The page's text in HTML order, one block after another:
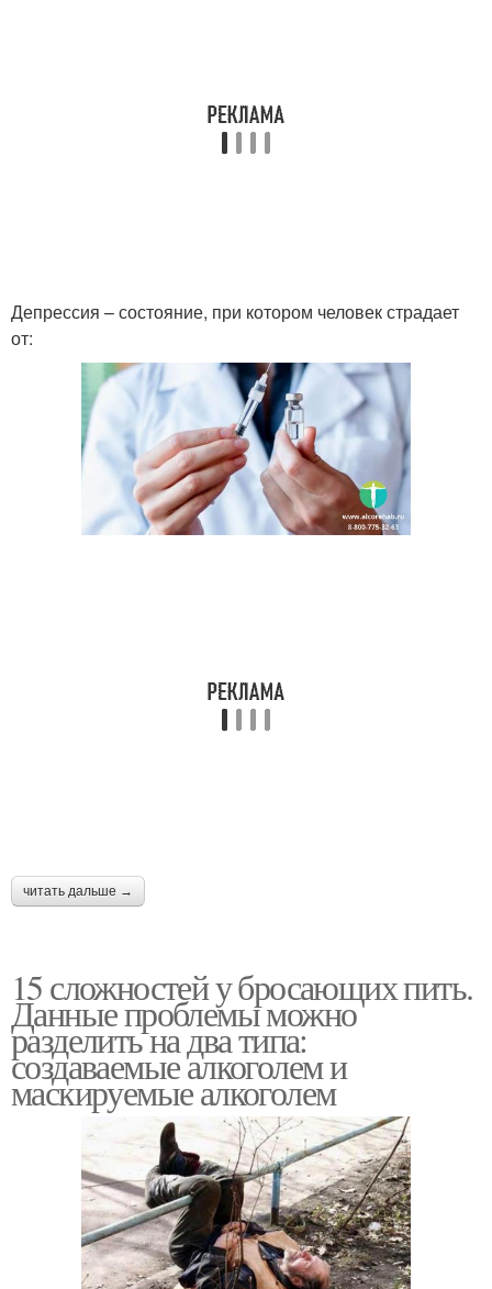
Депрессия – состояние, при котором человек страдает
от:
читать дальше →
15 сложностей у бросающих пить.
Данные проблемы можно
разделить на два типа:
создаваемые алкоголем и
маскируемые алкоголем